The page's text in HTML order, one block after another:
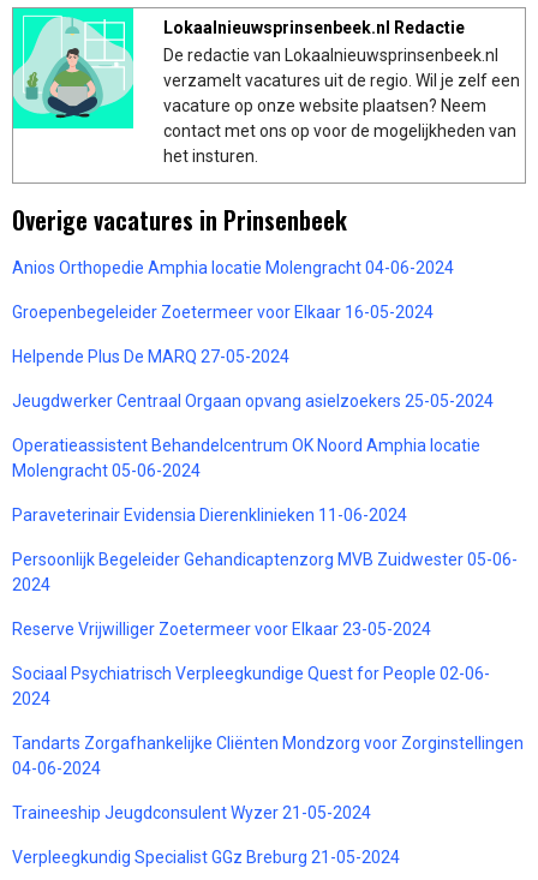
Lokaalnieuwsprinsenbeek.nl Redactie
De redactie van Lokaalnieuwsprinsenbeek.nl
verzamelt vacatures uit de regio. Wil je zelf een
vacature op onze website plaatsen? Neem
contact met ons op voor de mogelijkheden van
het insturen.
Overige vacatures in Prinsenbeek
Anios Orthopedie Amphia locatie Molengracht 04-06-2024
Groepenbegeleider Zoetermeer voor Elkaar 16-05-2024
Helpende Plus De MARQ 27-05-2024
Jeugdwerker Centraal Orgaan opvang asielzoekers 25-05-2024
Operatieassistent Behandelcentrum OK Noord Amphia locatie
Molengracht 05-06-2024
Paraveterinair Evidensia Dierenklinieken 11-06-2024
Persoonlijk Begeleider Gehandicaptenzorg MVB Zuidwester 05-06-
2024
Reserve Vrijwilliger Zoetermeer voor Elkaar 23-05-2024
Sociaal Psychiatrisch Verpleegkundige Quest for People 02-06-
2024
Tandarts Zorgafhankelijke Cliënten Mondzorg voor Zorginstellingen
04-06-2024
Traineeship Jeugdconsulent Wyzer 21-05-2024
Verpleegkundig Specialist GGz Breburg 21-05-2024